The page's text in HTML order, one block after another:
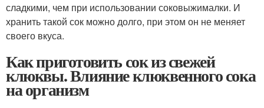
сладкими, чем при использовании соковыжималки. И
хранить такой сок можно долго, при этом он не меняет
своего вкуса.
Как приготовить сок из свежей
клюквы. Влияние клюквенного сока
на организм